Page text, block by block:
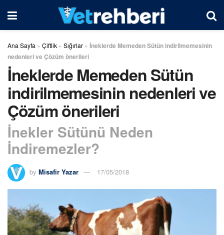
Ana Sayfa » Çiftlik » Sığırlar » İneklerde Memeden Sütün indirilmemesinin
nedenleri ve Çözüm önerileri
İneklerde Memeden Sütün
indirilmemesinin nedenleri ve
Çözüm önerileri
İnekler Sütünü Neden
İndiremezler?
by Misafir Yazar 17/05/2018